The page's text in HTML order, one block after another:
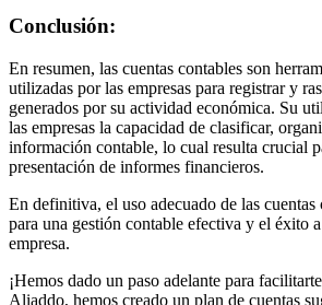
Conclusión:
En resumen, las cuentas contables son
utilizadas por las empresas para registrar y
generados por su actividad económica. Su
las empresas la capacidad de clasificar,
información contable, lo cual resulta crucial
presentación de informes financieros.
En definitiva, el uso adecuado de las cuentas
para una gestión contable efectiva y el éxito
empresa.
¡Hemos dado un paso adelante para
Aliaddo, hemos creado un plan de cuentas